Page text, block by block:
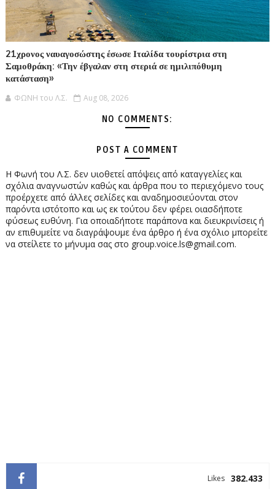
21χρονος ναυαγοσώστης έσωσε Ιταλίδα τουρίστρια στη
Σαμοθράκη: «Την έβγαλαν στη στεριά σε ημιλιπόθυμη
κατάσταση»
ΦΩΝΗ του Λ.Σ. Aug 08, 2026
NO COMMENTS:
POST A COMMENT
Η Φωνή του Λ.Σ. δεν υιοθετεί απόψεις από καταγγελίες και
σχόλια αναγνωστών καθώς και άρθρα που το περιεχόμενο τους
προέρχετε από άλλες σελίδες και αναδημοσιεύονται στον
παρόντα ιστότοπο και ως εκ τούτου δεν φέρει οιασδήποτε
φύσεως ευθύνη. Για οποιαδήποτε παράπονα και διευκρινίσεις ή
αν επιθυμείτε να διαγράψουμε ένα άρθρο ή ένα σχόλιο μπορείτε
να στείλετε το μήνυμα σας στο group.voice.ls@gmail.com.
382.433
Likes